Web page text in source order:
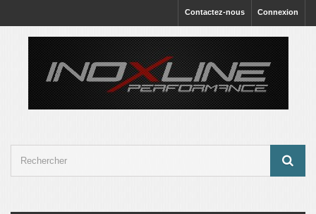
Connexion
Contactez-nous